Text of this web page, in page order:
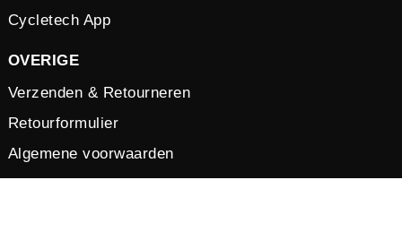
Cycletech App
OVERIGE
Verzenden & Retourneren
Retourformulier
Algemene voorwaarden
Vacatures